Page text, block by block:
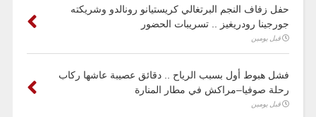
حفل زفاف النجم البرتغالي كريستيانو رونالدو وشريكته
جورجينا رودريغيز .. تسريبات الحضور
قبل يومين
فشل هبوط أول بسبب الرياح .. دقائق عصيبة عاشها ركاب
رحلة صوفيا–مراكش في مطار المنارة
قبل يومين